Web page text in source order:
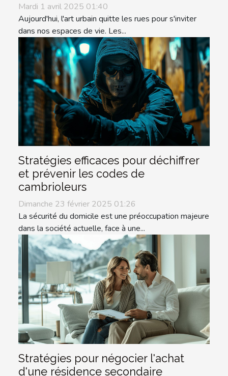
Mardi 1 avril 2025 01:40
Aujourd'hui, l'art urbain quitte les rues pour s'inviter
dans nos espaces de vie. Les...
Stratégies efficaces pour déchiffrer
et prévenir les codes de
cambrioleurs
Dimanche 23 février 2025 01:26
La sécurité du domicile est une préoccupation majeure
dans la société actuelle, face à une...
Stratégies pour négocier l'achat
d'une résidence secondaire